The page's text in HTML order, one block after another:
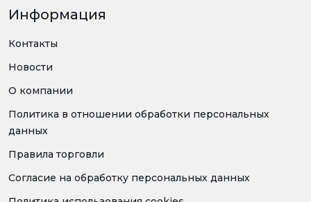
Информация
Контакты
Новости
О компании
Политика в отношении обработки персональных
данных
Правила торговли
Согласие на обработку персональных данных